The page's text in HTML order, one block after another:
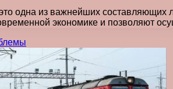
одна из важнейших составляющих
экономике и позволяют